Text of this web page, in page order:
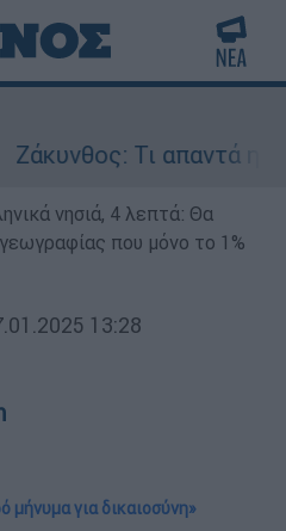
Τι απαντά η ΕΛΑΣ
νησιά, 4 λεπτά: Θα
που μόνο το 1%
13:28
μήνυμα για δικαιοσύνη»